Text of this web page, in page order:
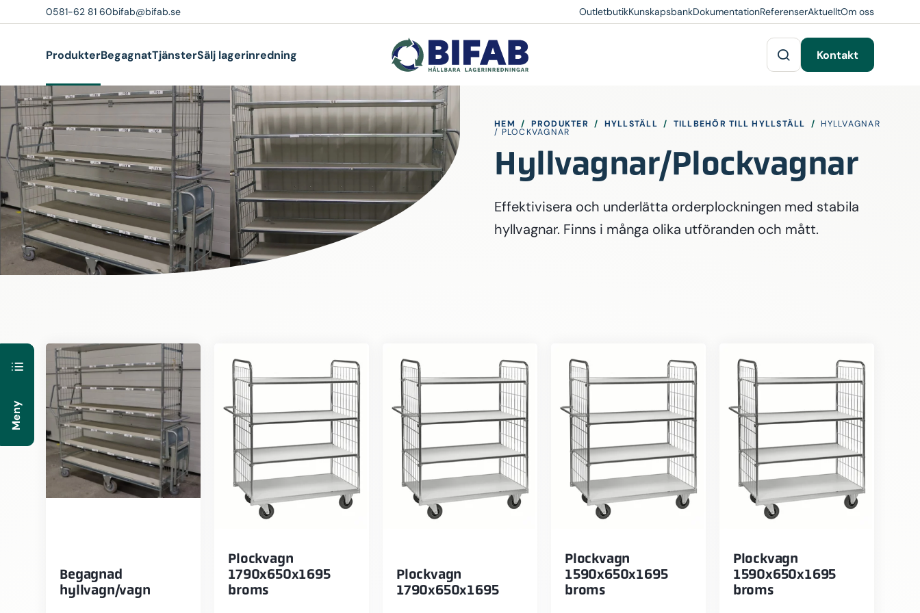
0581-62 81 60bifab@bifab.se OutletbutikKunskapsbankDokumentationReferenserAktuelltOm oss
ProdukterBegagnatTjänsterSälj lagerinredning Kontakt
HEM / PRODUKTER / HYLLSTÄLL / TILLBEHÖR TILL HYLLSTÄLL /
HYLLVAGNAR
/ PLOCKVAGNAR
Hyllvagnar/Plockvagnar
Effektivisera och underlätta orderplockningen med stabila
hyllvagnar. Finns i många olika utföranden och mått.
Meny
Begagnad
hyllvagn/vagn
Plockvagn
1790x650x1695
broms
Plockvagn
1790x650x1695
Plockvagn
1590x650x1695
broms
Plockvagn
1590x650x1695
broms